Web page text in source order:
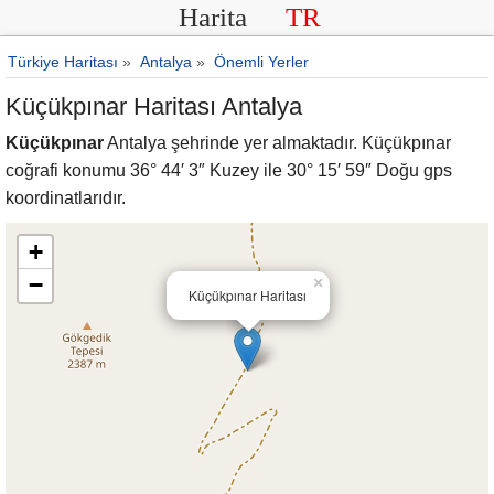
Harita TR
Türkiye Haritası » Antalya » Önemli Yerler
Küçükpınar Haritası Antalya
KüçükpınarAntalya şehrinde yer almaktadır. Küçükpınar
coğrafi konumu 36° 44′ 3″ Kuzey ile 30° 15′ 59″ Doğu gps
koordinatlarıdır.
Küçükpınar Haritası
×
+
−